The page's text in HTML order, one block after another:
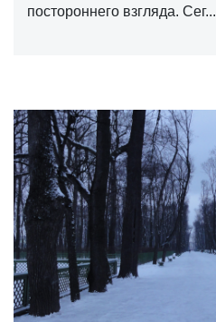
постороннего взгляда. Сег...